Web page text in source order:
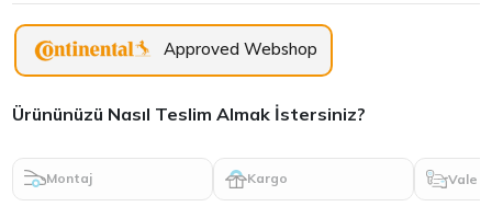
Approved Webshop
Ürününüzü Nasıl Teslim Almak İstersiniz?
Montaj Kargo Vale